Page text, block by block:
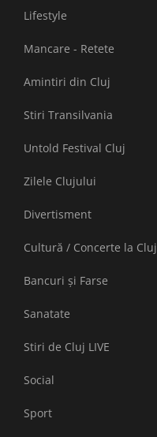
Lifestyle
Mancare - Retete
Amintiri din Cluj
Stiri Transilvania
Untold Festival Cluj
Zilele Clujului
Divertisment
Cultură / Concerte la Cluj
Bancuri și Farse
Sanatate
Stiri de Cluj LIVE
Social
Sport